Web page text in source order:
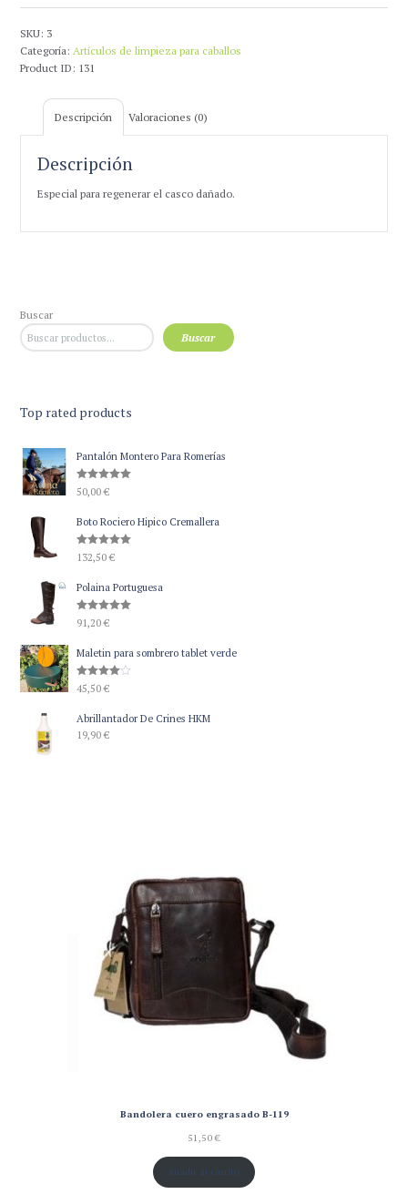
250
g
cantidad
SKU: 3
Categoría:Artículos de limpieza para caballos
Product ID: 131
Descripción Valoraciones (0)
Descripción
Especial para regenerar el casco dañado.
Buscar
Buscar
Top rated products
Pantalón Montero Para Romerías
Valorado
con5.00
50,00€
Boto Rociero Hipico Cremallera
Valorado
con5.00
132,50€
Polaina Portuguesa
Valorado
con5.00
91,20€
Maletin para sombrero tablet verde
Valorado
con4.00
45,50€
Abrillantador De Crines HKM
19,90€
Bandolera cuero engrasado B-119
51,50€
Añadir al carrito